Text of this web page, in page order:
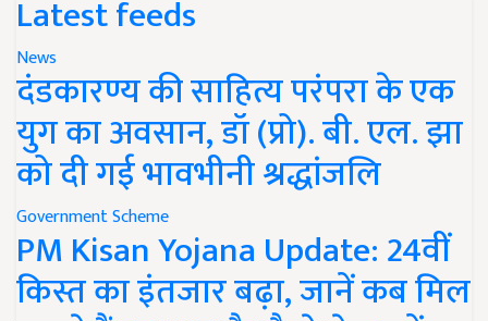
Latest feeds
News
दंडकारण्य की साहित्य परंपरा के एक
युग का अवसान, डॉ (प्रो). बी. एल. झा
को दी गई भावभीनी श्रद्धांजलि
Government Scheme
PM Kisan Yojana Update: 24वीं
किस्त का इंतजार बढ़ा, जानें कब मिल